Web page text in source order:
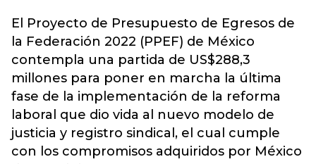
El Proyecto de Presupuesto de Egresos de
la Federación 2022 (PPEF) de México
contempla una partida de US$288,3
millones para poner en marcha la última
fase de la implementación de la reforma
laboral que dio vida al nuevo modelo de
justicia y registro sindical, el cual cumple
con los compromisos adquiridos por México